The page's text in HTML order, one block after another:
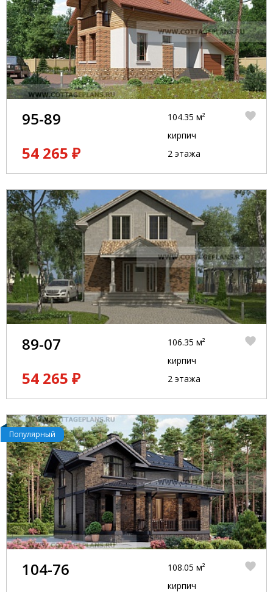
95-89
54 265 ₽
104.35 м²
кирпич
2 этажа
89-07
54 265 ₽
106.35 м²
кирпич
2 этажа
Популярный
104-76
108.05 м²
кирпич